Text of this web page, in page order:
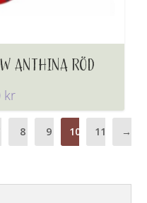
ANTHINA RÖD
kr
8 9 10 11 →